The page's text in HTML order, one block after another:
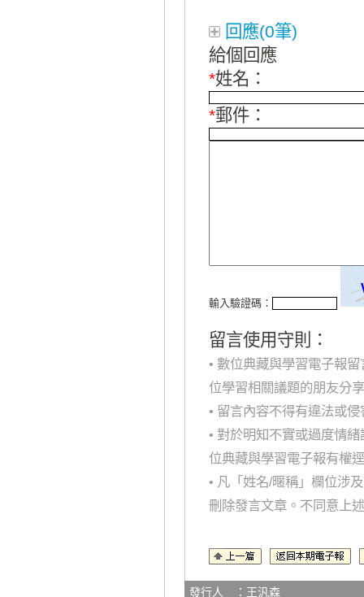
回應(0筆)
給個回應
*姓名：
*郵件：
輸入驗證碼：
留言使用守則：
• 數位典藏與學習電子報
位學習相關議題的朋友分
• 留言內容不得有違法或
• 對於明知不實或過度情
位典藏與學習電子報有權
• 凡「姓名/暱稱」欄位涉
刪除發言文章。不同意上
發行人 ：王汎森